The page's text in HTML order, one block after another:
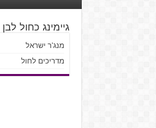
גיימינג כחול לבן
מנג'ר ישראל
מדריכים לחול